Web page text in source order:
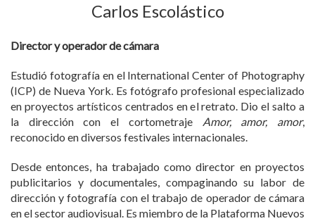
Carlos Escolástico
Director y operador de cámara
Estudió fotografía en el International Center of Photography
(ICP) de Nueva York. Es fotógrafo profesional especializado
en proyectos artísticos centrados en el retrato. Dio el salto a
la dirección con el cortometraje Amor, amor, amor,
reconocido en diversos festivales internacionales.
Desde entonces, ha trabajado como director en proyectos
publicitarios y documentales, compaginando su labor de
dirección y fotografía con el trabajo de operador de cámara
en el sector audiovisual. Es miembro de la Plataforma Nuevos